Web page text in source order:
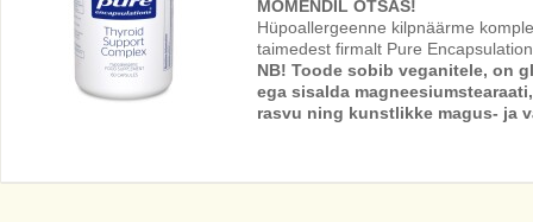
MOMENDIL OTSAS!
Hüpoallergeenne kilpnäärme
taimedest firmalt Pure
NB! Toode sobib veganitele, on
ega sisalda
rasvu ning kunstlikke magus- ja